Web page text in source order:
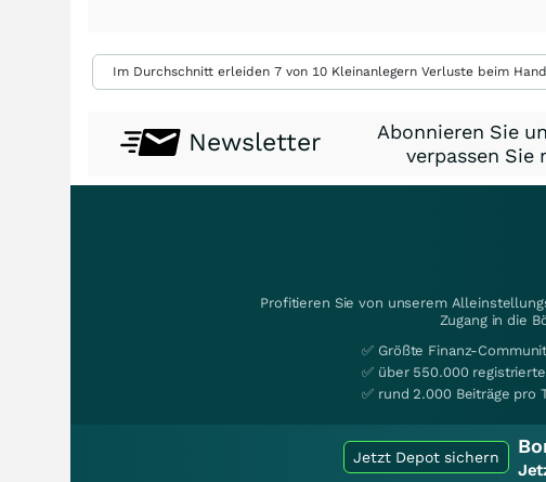
Im Durchschnitt erleiden 7 von 10 Kleinanlegern Verluste beim
Newsletter
Abonnieren Sie
verpassen Sie
Profitieren Sie von unserem
Zugang in die
✅ Größte Finanz-
✅ über 550.000
✅ rund 2.000 Beiträge pro
Jetzt Depot sichern